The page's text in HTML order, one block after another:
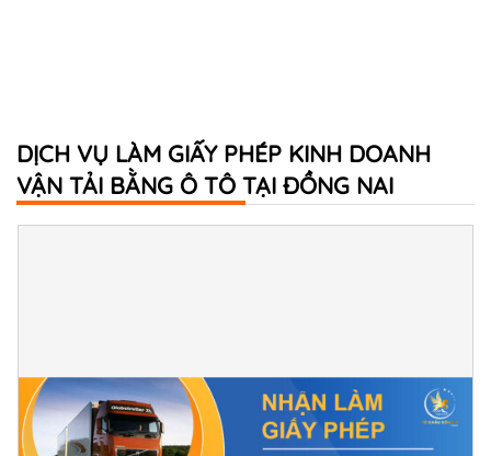
DỊCH VỤ LÀM GIẤY PHÉP KINH DOANH
VẬN TẢI BẰNG Ô TÔ TẠI ĐỒNG NAI